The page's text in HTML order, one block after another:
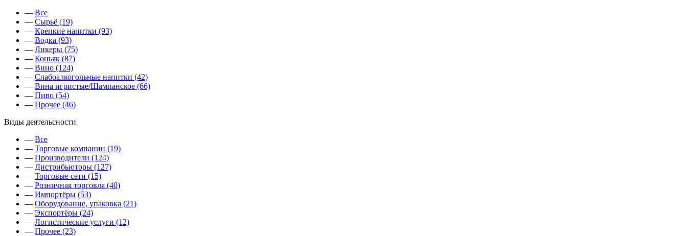
— Все
— Сырьё (19)
— Крепкие напитки (93)
— Водка (93)
— Ликеры (75)
— Коньяк (87)
— Вино (124)
— Слабоалкогольные напитки (42)
— Вина игристые/Шампанское (66)
— Пиво (54)
— Прочее (46)
Виды деятельсности
— Все
— Торговые компании (19)
— Производители (124)
— Дистрибьюторы (127)
— Торговые сети (15)
— Розничная торговля (40)
— Импортёры (53)
— Оборудование, упаковка (21)
— Экспортёры (24)
— Логистические услуги (12)
— Прочее (23)